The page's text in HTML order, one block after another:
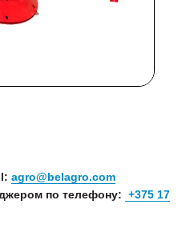
agro@belagro.com
по телефону: +375 17